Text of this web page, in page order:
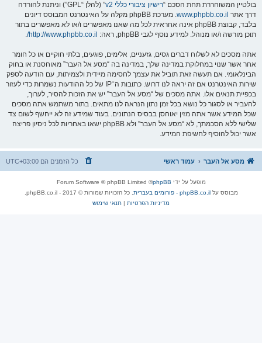
בולטיין המשוחררת תחת הסכם “רישיון ציבורי כללי v2
” (להלן “GPL”) וניתנת להורדה
דרך אתר www.phpbb.co.il
. מערכת phpBB מקלה על האינטרנט המבוסס דיונים
בלבד, קבוצת phpBB אינה אחראית לכל מה שאנו מאפשרים ו/או לא מאפשרים בתור
תוכן מורשה ו/או מנוהל. למידע נוסף לגבי phpBB, ראה:
http://www.phpbb.co.il/
.
אתה מסכים לא לשלוח דברים גסים, גזעניים, אלימים, פוגעים, בלתי חוקיים או כל חומר
אחר אשר שנוי במחלוקת במדינה שלך, במדינה בה “מסע אל העבר” מאוחסנת או בחוק
הבינלאומי. אם תעשה זאת תוביל את עצמך לחסימה מיידית ולצמיתות, עם הודעה לספק
שירות האינטרנט אם זה יראה לנו דרוש. כתובות ה־IP של כל ההודעות נשמרות כדי לעזור
בכפיית תנאים אלו. אתה מסכים של “מסע אל העבר” יש את הזכות להסיר, לערוך,
להעביר או לסגור כל נושא בכל זמן נתון הנראה לנו מתאים. בתור משתמש אתה מסכים
שכל המידע אשר אתה מזין יאוחסן בבסיס הנתונים. בעוד שמידע זה לא ייחשף לשום צד
שלישי ללא הסכמתך, לא “מסע אל העבר” ולא phpBB ישאו באחריות לכל ניסיון פריצה
אשר יכול להוסיף לחשיפת המידע.
מסע אל העבר עמוד ראשי כל הזמנים הם UTC+03:00
מופעל על ידי phpBB
® Forum Software © phpBB Limited
מבוסס עלphpBB.co.il - פורומים בעברית
. כל הזכויות שמורות © 2017 - phpBB.co.il.
מדיניות הפרטיות | תנאי שימוש